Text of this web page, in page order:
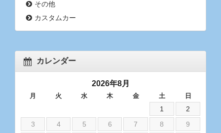
その他
カスタムカー
カレンダー
2026年8月
月 火 水 木 金 土 日
1
2
3
4 5 6 7 8
9